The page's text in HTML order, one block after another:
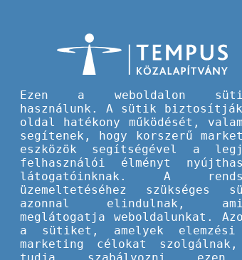
Hallgatói ösztöndíjak Erasmus+
Erasmus+
Koniorczyk Borbála, a
Erasmusos.
Ezen a weboldalon
használunk. A sütik
oldal hatékony működését,
segítenek, hogy korszerű
eszközök segítségével a
felhasználói élményt
látogatóinknak. A
üzemeltetéséhez szükséges
azonnal elindulnak,
meglátogatja weboldalunkat.
a sütiket, amelyek
marketing célokat szolgálnak,